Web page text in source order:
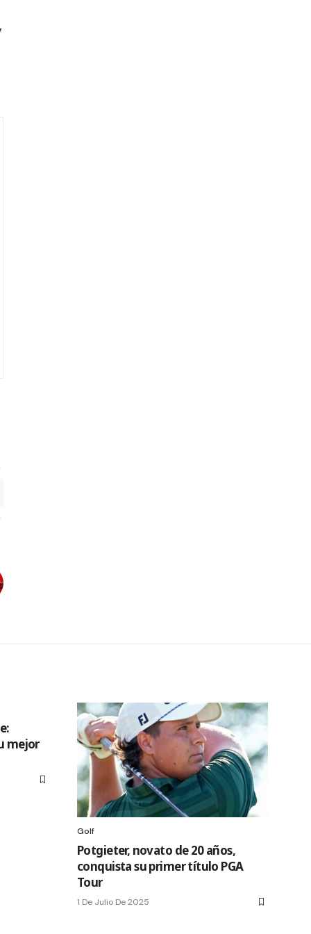
mejor
Golf
Potgieter, novato de 20 años,
conquista su primer título PGA
Tour
1 De Julio De 2025